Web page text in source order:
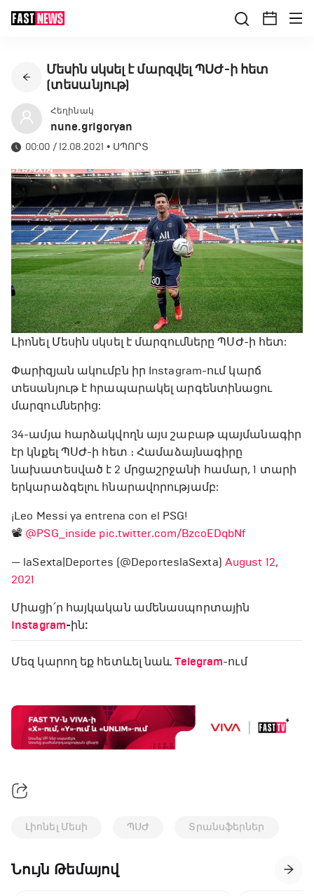
Մեսին սկսել է մարզվել ՊՍԺ-ի հետ
(տեսանյութ)
Հեղինակ
nune.grigoryan
00:00 / 12.08.2021 • ՍՊՈՐՏ
Լիոնել Մեսին սկսել է մարզումները ՊՍԺ-ի հետ:
Փարիզյան ակումբն իր Instagram-ում կարճ
տեսանյութ է հրապարակել արգենտինացու
մարզումներից:
34-ամյա հարձակվողն այս շաբաթ պայմանագիր
էր կնքել ՊՍԺ-ի հետ ։ Համաձայնագիրը
նախատեսված է 2 մրցաշրջանի համար, 1 տարի
երկարաձգելու հնարավորությամբ:
¡Leo Messi ya entrena con el PSG!
📽️ @PSG_inside pic.twitter.com/BzcoEDqbNf
— laSexta|Deportes (@DeporteslaSexta) August 12,
2021
Միացի՛ր հայկական ամենասպորտային
Instagram-ին:
Մեզ կարող եք հետևել նաև Telegram-ում
Լիոնել Մեսի ՊՍԺ Տրանսֆերներ
Նույն Թեմայով